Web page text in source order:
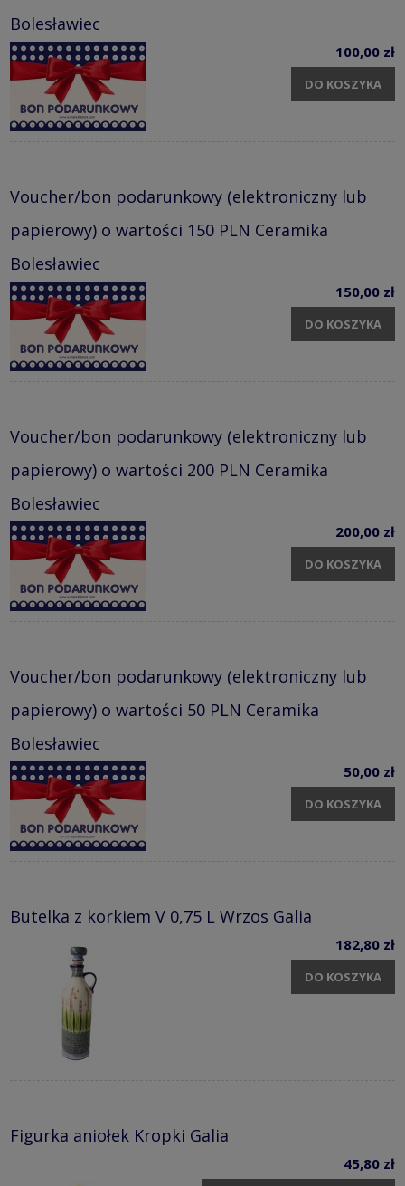
Bolesławiec
100,00 zł
DO KOSZYKA
Voucher/bon podarunkowy (elektroniczny lub
papierowy) o wartości 150 PLN Ceramika
Bolesławiec
150,00 zł
DO KOSZYKA
Voucher/bon podarunkowy (elektroniczny lub
papierowy) o wartości 200 PLN Ceramika
Bolesławiec
200,00 zł
DO KOSZYKA
Voucher/bon podarunkowy (elektroniczny lub
papierowy) o wartości 50 PLN Ceramika
Bolesławiec
50,00 zł
DO KOSZYKA
Butelka z korkiem V 0,75 L Wrzos Galia
182,80 zł
DO KOSZYKA
Figurka aniołek Kropki Galia
45,80 zł